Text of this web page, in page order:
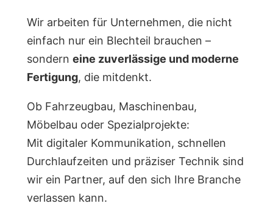
Wir arbeiten für Unternehmen, die nicht
einfach nur ein Blechteil brauchen –
sondern eine zuverlässige und moderne
Fertigung, die mitdenkt.
Ob Fahrzeugbau, Maschinenbau,
Möbelbau oder Spezialprojekte:
Mit digitaler Kommunikation, schnellen
Durchlaufzeiten und präziser Technik sind
wir ein Partner, auf den sich Ihre Branche
verlassen kann.